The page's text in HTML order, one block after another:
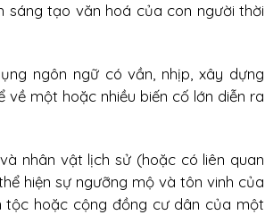
sáng tạo văn hoá của con người thời
ngôn ngữ có vần, nhịp, xây dựng
về một hoặc nhiều biến cố lớn diễn ra
nhân vật lịch sử (hoặc có liên quan
hiện sự ngưỡng mộ và tôn vinh của
tộc hoặc cộng đồng cư dân của một